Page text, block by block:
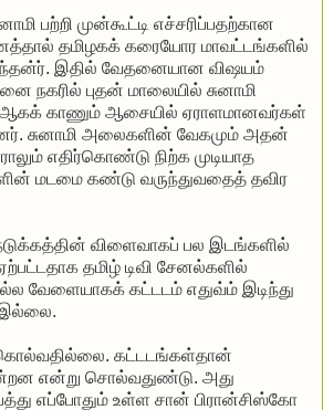
பற்றி முன்கூட்டி எச்சரிப்பதற்கான
தமிழகக் கரையோர மாவட்டங்களில்
இதில் வேதனையான விஷயம்
புதன் மாலையில் சுனாமி
ஆகக் காணும் ஆசையில் ஏராளமானவர்கள்
சுனாமி அலைகளின் வேகமும் அதன்
எதிர்கொண்டு நிற்க முடியாத
மடமை கண்டு வருந்துவதைத் தவிர
விளைவாகப் பல இடங்களில்
தமிழ் டிவி சேனல்களில்
வேளையாகக் கட்டடம் எதுவ்ம் இடிந்து
இல்லை.
கட்டடங்கள்தான்
என்று சொல்வதுண்டு. அது
எப்போதும் உள்ள சான் பிரான்சிஸ்கோ